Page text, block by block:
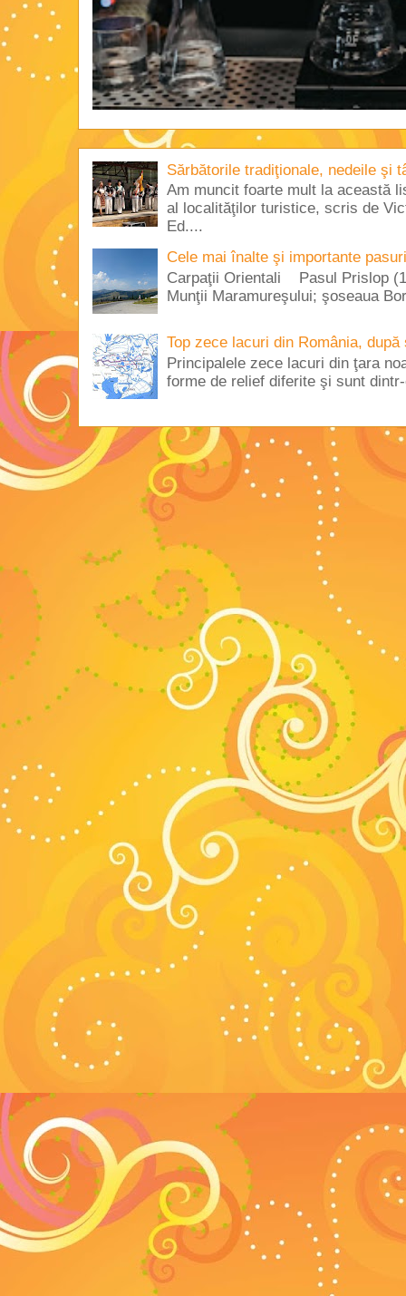
Sărbătorile tradiţionale, nedeile şi
Am muncit foarte mult la această
al localităţilor turistice, scris de
Ed....
Cele mai înalte şi importante
Carpaţii Orientali Pasul Prislop
Munţii Maramureşului; şoseaua
Top zece lacuri din România, după
Principalele zece lacuri din ţara
forme de relief diferite şi sunt